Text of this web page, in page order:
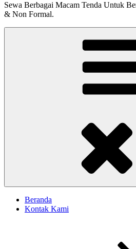
Sewa Berbagai Macam Tenda Untuk
& Non Formal.
Beranda
Kontak Kami